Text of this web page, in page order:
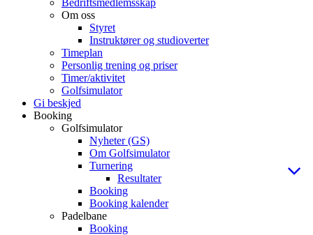
Bedriftsmedlemsskap
Om oss
Styret
Instruktører og studioverter
Timeplan
Personlig trening og priser
Timer/aktivitet
Golfsimulator
Gi beskjed
Booking
Golfsimulator
Nyheter (GS)
Om Golfsimulator
Turnering
Resultater
Booking
Booking kalender
Padelbane
Booking